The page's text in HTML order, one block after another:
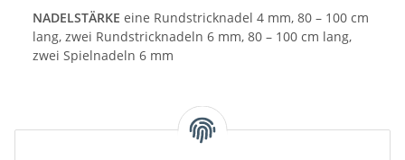
NADELSTÄRKE eine Rundstricknadel 4 mm, 80 – 100 cm
lang, zwei Rundstricknadeln 6 mm, 80 – 100 cm lang,
zwei Spielnadeln 6 mm